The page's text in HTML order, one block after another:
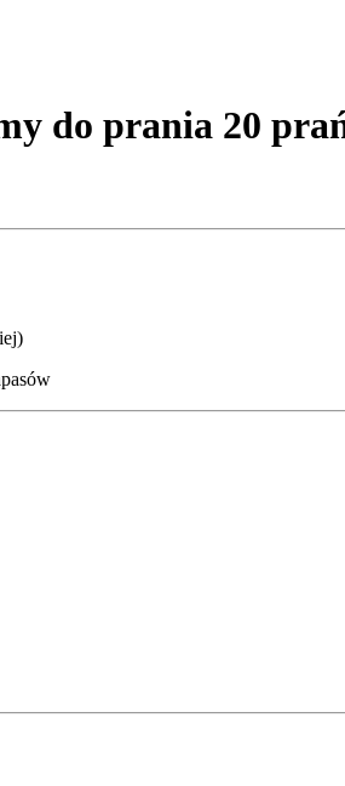
do prania 20